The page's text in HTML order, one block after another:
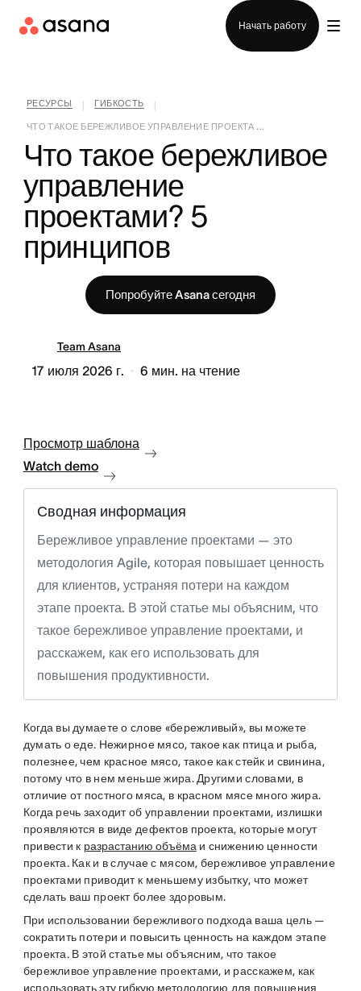
Начать работу
РЕСУРСЫ ГИБКОСТЬ
ЧТО ТАКОЕ БЕРЕЖЛИВОЕ УПРАВЛЕНИЕ ПРОЕКТА ...
Что такое бережливое
управление
проектами? 5
принципов
Попробуйте Asana сегодня
Team Asana
17 июля 2026 г. 6 мин. на чтение
Просмотр шаблона
Watch demo
Сводная информация
Бережливое управление проектами — это
методология Agile, которая повышает ценность
для клиентов, устраняя потери на каждом
этапе проекта. В этой статье мы объясним, что
такое бережливое управление проектами, и
расскажем, как его использовать для
повышения продуктивности.
Когда вы думаете о слове «бережливый», вы можете
думать о еде. Нежирное мясо, такое как птица и рыба,
полезнее, чем красное мясо, такое как стейк и свинина,
потому что в нем меньше жира. Другими словами, в
отличие от постного мяса, в красном мясе много жира.
Когда речь заходит об управлении проектами, излишки
проявляются в виде дефектов проекта, которые могут
привести к разрастанию объёма и снижению ценности
проекта. Как и в случае с мясом, бережливое управление
проектами приводит к меньшему избытку, что может
сделать ваш проект более здоровым.
При использовании бережливого подхода ваша цель —
сократить потери и повысить ценность на каждом этапе
проекта. В этой статье мы объясним, что такое
бережливое управление проектами, и расскажем, как
использовать эту гибкую методологию для повышения